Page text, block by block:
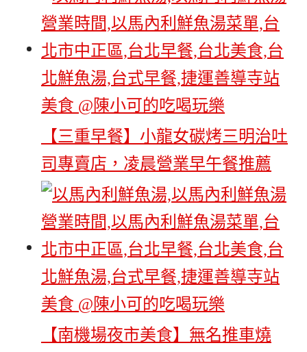
【三重早餐】小龍女碳烤三明治吐
司專賣店，凌晨營業早午餐推薦
【南機場夜市美食】無名推車燒